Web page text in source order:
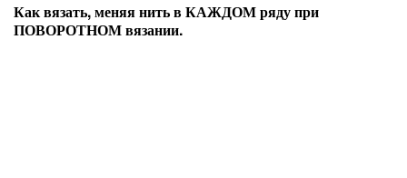
Как вязать, меняя нить в КАЖДОМ ряду при
ПОВОРОТНОМ вязании.